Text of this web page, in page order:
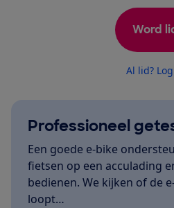
Word
Al lid?
Professioneel
Een goede e-bike
fietsen op een acculading
bedienen. We kijken of de
loopt…